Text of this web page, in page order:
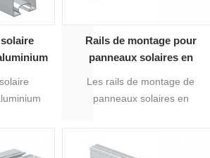
en ayant
Rails de montage pour
panneaux solaires en
Les rails de montage de
panneaux solaires en
de panneaux solaires, sa